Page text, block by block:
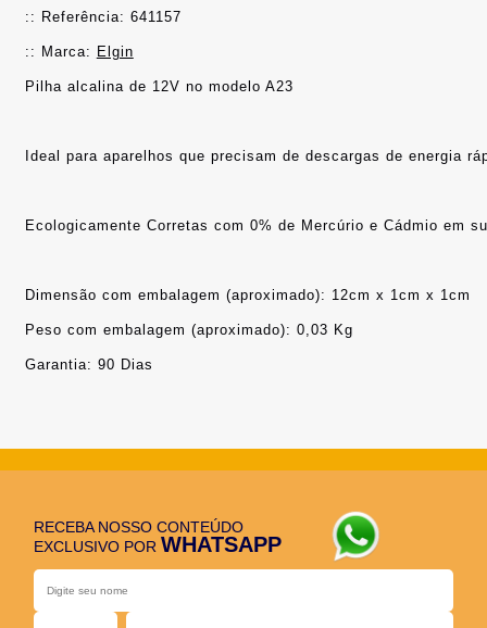
:: Referência: 641157
:: Marca: Elgin
Ecologicamente Corretas com 0% de Mercúrio e Cádmio em
Dimensão com embalagem (aproximado): 12cm x 1cm x 1cm
Peso com embalagem (aproximado): 0,03 Kg
Garantia: 90 Dias
RECEBA NOSSO CONTEÚDO
EXCLUSIVO PORWHATSAPP